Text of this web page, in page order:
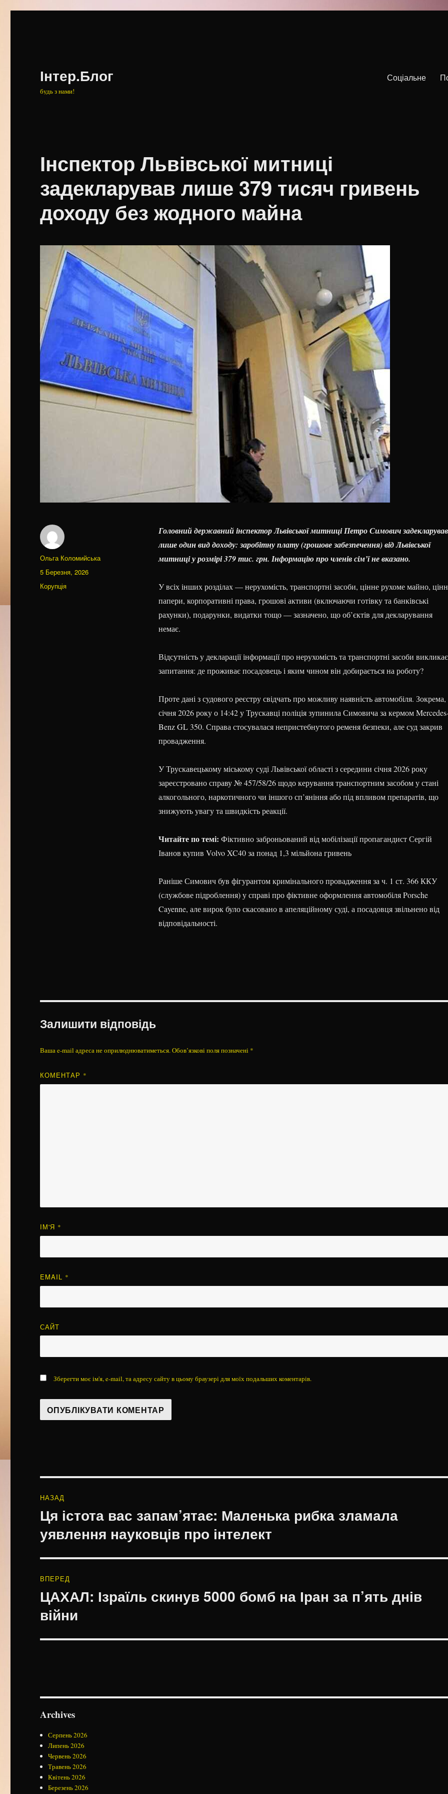
Інтер.Блог
будь з нами!
Соціальне
Інспектор Львівської митниці
задекларував лише 379 тисяч гривень
доходу без жодного майна
Головний державний інспектор Львівської митниці Петро Симович задекларував
лише один вид доходу: заробітну плату (грошове забезпечення) від Львівської
митниці у розмірі 379 тис. грн. Інформацію про членів сім’ї не вказано.
У всіх інших розділах — нерухомість, транспортні засоби, цінне рухоме майно,
папери, корпоративні права, грошові активи (включаючи готівку та банківські
рахунки), подарунки, видатки тощо — зазначено, що об’єктів для декларування
немає.
Відсутність у декларації інформації про нерухомість та транспортні засоби викликає
запитання: де проживає посадовець і яким чином він добирається на роботу?
Проте дані з судового реєстру свідчать про можливу наявність автомобіля. Зокрема,
січня 2026 року о 14:42 у Трускавці поліція зупинила Симовича за кермом
Benz GL 350. Справа стосувалася непристебнутого ременя безпеки, але суд закрив
провадження.
У Трускавецькому міському суді Львівської області з середини січня 2026 року
зареєстровано справу № 457/58/26 щодо керування транспортним засобом у стані
алкогольного, наркотичного чи іншого сп’яніння або під впливом препаратів, що
знижують увагу та швидкість реакції.
Читайте по темі: Фіктивно заброньований від мобілізації пропагандист Сергій
Іванов купив Volvo XC40 за понад 1,3 мільйона гривень
Раніше Симович був фігурантом кримінального провадження за ч. 1 ст. 366 ККУ
(службове підроблення) у справі про фіктивне оформлення автомобіля Porsche
Cayenne, але вирок було скасовано в апеляційному суді, а посадовця звільнено від
відповідальності.
Автор
Ольга Коломийська
Оприлюднено
5 Березня, 2026
Категорії
Корупція
Залишити відповідь
Ваша e-mail адреса не оприлюднюватиметься.Обов’язкові поля позначені *
КОМЕНТАР *
ІМ'Я *
EMAIL *
САЙТ
Зберегти моє ім'я, e-mail, та адресу сайту в цьому браузері для моїх подальших коментарів.
записів
НАЗАД
Попередній
запис:
Ця істота вас запам’ятає: Маленька рибка зламала
уявлення науковців про інтелект
ВПЕРЕД
Наступний
запис:
ЦАХАЛ: Ізраїль скинув 5000 бомб на Іран за п’ять днів
війни
Archives
Серпень 2026
Липень 2026
Червень 2026
Травень 2026
Квітень 2026
Березень 2026